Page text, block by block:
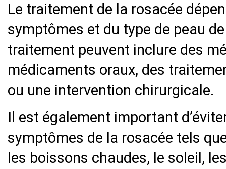
Le traitement de la rosacée
symptômes et du type de peau
traitement peuvent inclure des
médicaments oraux, des
ou une intervention chirurgicale.
Il est également important
symptômes de la rosacée tels
les boissons chaudes, le soleil,